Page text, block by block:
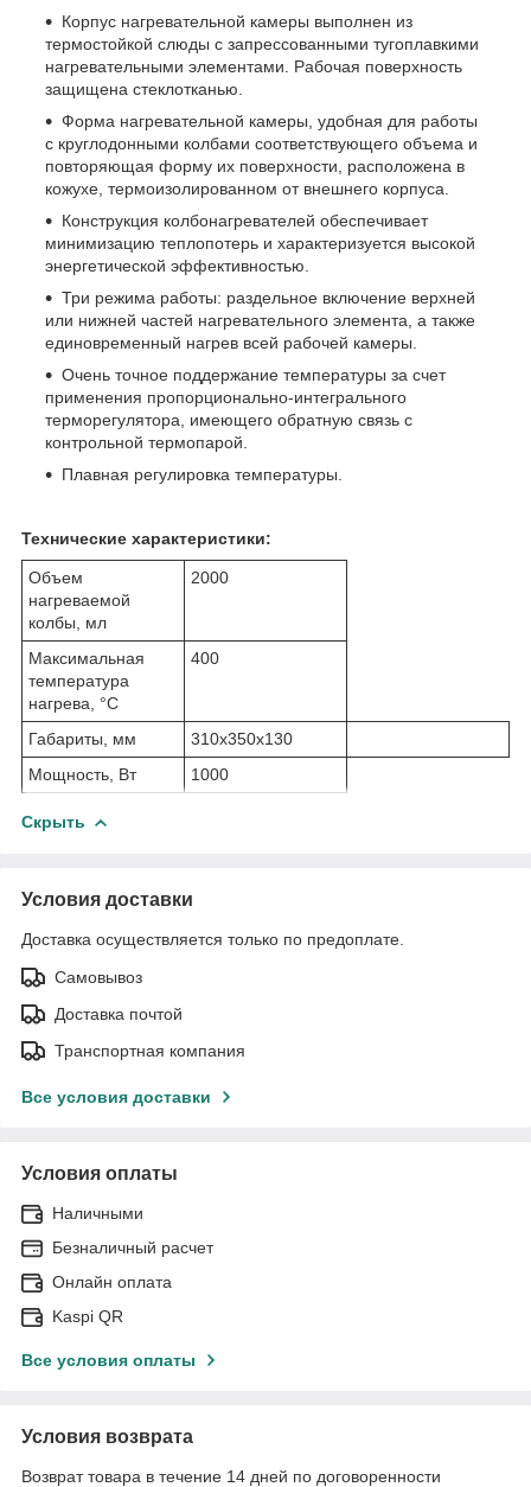
Корпус нагревательной камеры выполнен из
термостойкой слюды с запрессованными тугоплавкими
нагревательными элементами. Рабочая поверхность
защищена стеклотканью.
Форма нагревательной камеры, удобная для работы
с круглодонными колбами соответствующего объема и
повторяющая форму их поверхности, расположена в
кожухе, термоизолированном от внешнего корпуса.
Конструкция колбонагревателей обеспечивает
минимизацию теплопотерь и характеризуется высокой
энергетической эффективностью.
Три режима работы: раздельное включение верхней
или нижней частей нагревательного элемента, а также
единовременный нагрев всей рабочей камеры.
Очень точное поддержание температуры за счет
применения пропорционально-интегрального
терморегулятора, имеющего обратную связь с
контрольной термопарой.
Плавная регулировка температуры.
Технические характеристики:
Объем
нагреваемой
колбы, мл
2000
Максимальная
температура
нагрева, °С
400
Габариты, мм
310х350х130
Мощность, Вт
1000
Скрыть
Условия доставки
Доставка осуществляется только по предоплате.
Самовывоз
Доставка почтой
Транспортная компания
Все условия доставки
Условия оплаты
Наличными
Безналичный расчет
Онлайн оплата
Kaspi QR
Все условия оплаты
Условия возврата
Возврат товара в течение 14 дней по договоренности